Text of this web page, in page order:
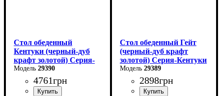
Стол обеденный
Кентуки (черный-дуб
крафт золотой) Серия-
Кентуки29390
4761грн
Стол обеденный Гейт
(черный-дуб крафт
золотой) Серия-Кентуки
29389
2898грн